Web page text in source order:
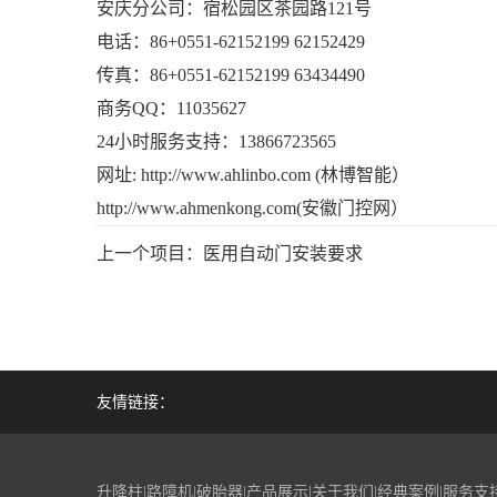
安庆分公司：宿松园区茶园路121号
电话：86+0551-62152199 62152429
传真：86+0551-62152199 63434490
商务QQ：11035627
24小时服务支持：13866723565
网址: http://www.ahlinbo.com (林博智能）
http://www.ahmenkong.com(安徽门控网）
上一个项目： 医用自动门安装要求
友情链接：
升降柱 路障机 破胎器 产品展示 关于我们 经典案例 服务支